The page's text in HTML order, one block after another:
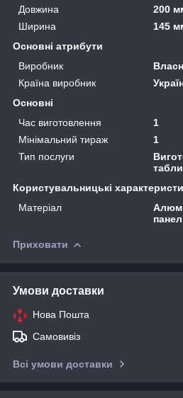
Довжина
200
Ширина
145
Основні атрибути
Виробник
Країна виробник
Основні
Час виготовлення
1
Мінімальний тираж
1
Тип послуги
Користувальницькі
Матеріал
Приховати
Умови доставки
Нова Пошта
Самовивіз
Всі умови доставки